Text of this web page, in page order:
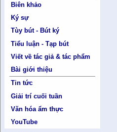
Biên khảo
Ký sự
Tùy bút - Bút ký
Tiểu luận - Tạp bút
Viết về tác giả & tác phẩm
Bài giới thiệu
Tin tức
Giải trí cuối tuần
Văn hóa ẩm thực
YouTube